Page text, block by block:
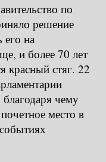
по
решение
его на
и более 70 лет
красный стяг. 22
чему
место в